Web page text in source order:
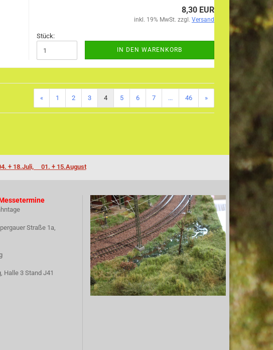
8,30 EUR
inkl. 19% MwSt. zzgl. Versand
Stück:
IN DEN WARENKORB
« 1 2 3 4 5 6 7 ... 46 »
+ 18.Juli, 01. + 15.August
Straße 1a,
Halle 3 Stand J41